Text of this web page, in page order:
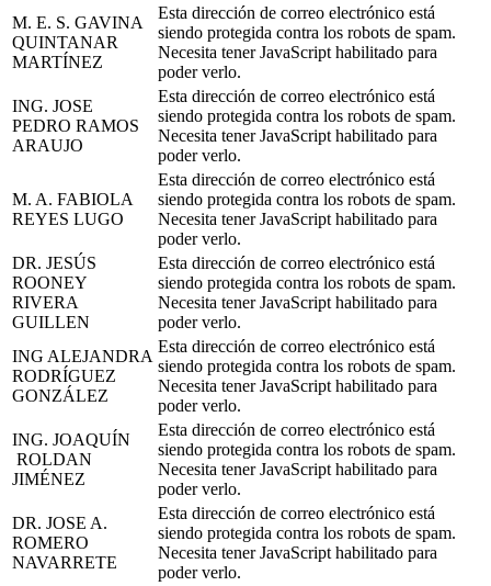
M. E. S. GAVINA
QUINTANAR
MARTÍNEZ
Esta dirección de correo electrónico está
siendo protegida contra los robots de spam.
Necesita tener JavaScript habilitado para
poder verlo.
ING. JOSE
PEDRO RAMOS
ARAUJO
Esta dirección de correo electrónico está
siendo protegida contra los robots de spam.
Necesita tener JavaScript habilitado para
poder verlo.
M. A. FABIOLA
REYES LUGO
Esta dirección de correo electrónico está
siendo protegida contra los robots de spam.
Necesita tener JavaScript habilitado para
poder verlo.
DR. JESÚS
ROONEY
RIVERA
GUILLEN
Esta dirección de correo electrónico está
siendo protegida contra los robots de spam.
Necesita tener JavaScript habilitado para
poder verlo.
ING ALEJANDRA
RODRÍGUEZ
GONZÁLEZ
Esta dirección de correo electrónico está
siendo protegida contra los robots de spam.
Necesita tener JavaScript habilitado para
poder verlo.
ING. JOAQUÍN
ROLDAN
JIMÉNEZ
Esta dirección de correo electrónico está
siendo protegida contra los robots de spam.
Necesita tener JavaScript habilitado para
poder verlo.
DR. JOSE A.
ROMERO
NAVARRETE
Esta dirección de correo electrónico está
siendo protegida contra los robots de spam.
Necesita tener JavaScript habilitado para
poder verlo.